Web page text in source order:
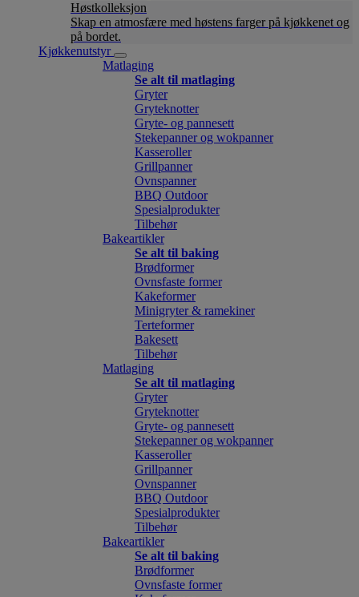
Høstkolleksjon
Skap en atmosfære med høstens farger på kjøkkenet og
på bordet.
Kjøkkenutstyr
Matlaging
Se alt til matlaging
Gryter
Gryteknotter
Gryte- og pannesett
Stekepanner og wokpanner
Kasseroller
Grillpanner
Ovnspanner
BBQ Outdoor
Spesialprodukter
Tilbehør
Bakeartikler
Se alt til baking
Brødformer
Ovnsfaste former
Kakeformer
Minigryter & ramekiner
Terteformer
Bakesett
Tilbehør
Matlaging
Se alt til matlaging
Gryter
Gryteknotter
Gryte- og pannesett
Stekepanner og wokpanner
Kasseroller
Grillpanner
Ovnspanner
BBQ Outdoor
Spesialprodukter
Tilbehør
Bakeartikler
Se alt til baking
Brødformer
Ovnsfaste former